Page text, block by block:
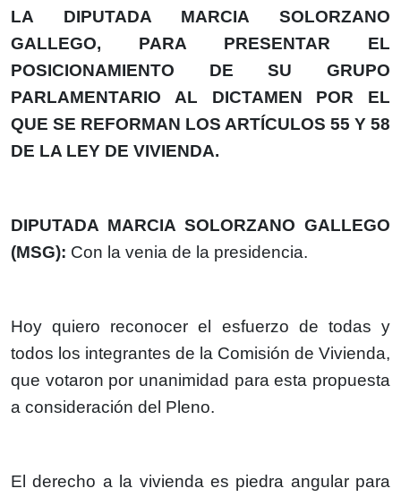
LA DIPUTADA MARCIA SOLORZANO
GALLEGO, PARA PRESENTAR EL
POSICIONAMIENTO DE SU GRUPO
PARLAMENTARIO AL DICTAMEN POR EL
QUE SE REFORMAN LOS ARTÍCULOS 55 Y 58
DE LA LEY DE VIVIENDA.
DIPUTADA MARCIA SOLORZANO GALLEGO
(MSG): Con la venia de la presidencia.
Hoy quiero reconocer el esfuerzo de todas y
todos los integrantes de la Comisión de Vivienda,
que votaron por unanimidad para esta propuesta
a consideración del Pleno.
El derecho a la vivienda es piedra angular para